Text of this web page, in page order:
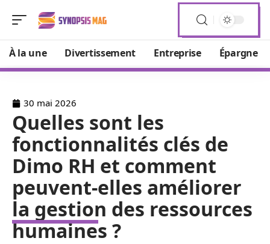
À la une Divertissement Entreprise Épargne
30 mai 2026
Quelles sont les
fonctionnalités clés de
Dimo RH et comment
peuvent-elles améliorer
la gestion des ressources
humaines ?